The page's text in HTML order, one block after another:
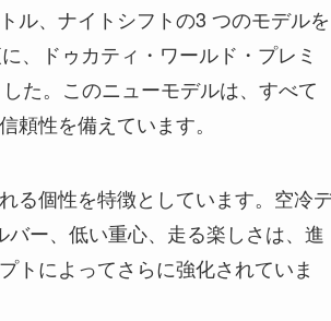
ル、ナイトシフトの3 つのモデルを
、ドゥカティ・ワールド・プレミ
た。このニューモデルは、すべて
性を備えています。
る個性を特徴としています。空冷
ー、低い重心、走る楽しさは、進
トによってさらに強化されていま